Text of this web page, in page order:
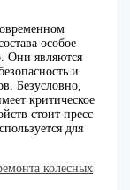
особое
Они являются
и
Безусловно,
критическое
стоит пресс
для
колесных